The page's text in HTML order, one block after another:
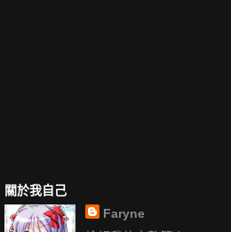
關於我自己
Faryne